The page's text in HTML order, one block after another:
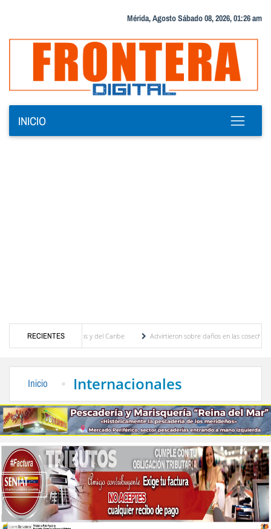
Mérida, Agosto Sábado 08, 2026, 01:26 am
INICIO
RECIENTES
Centroamericanos y del Caribe
Advirtieron sobre daños en las cosechas de los
Inicio Internacionales